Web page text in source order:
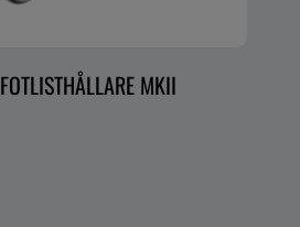
FOTLISTHÅLLARE MKII